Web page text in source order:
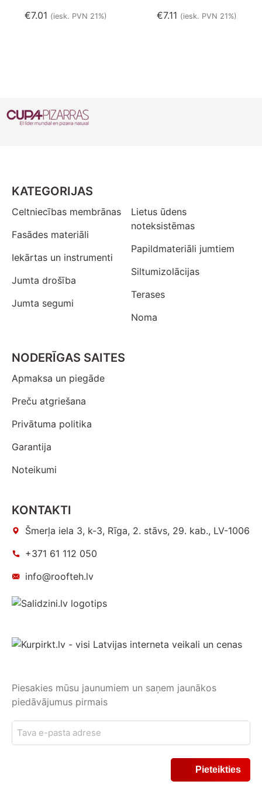
€7.01 (iesk. PVN 21%) €7.11 (iesk. PVN 21%)
KATEGORIJAS
Celtniecības membrānas
Fasādes materiāli
Iekārtas un instrumenti
Jumta drošība
Jumta segumi
Lietus ūdens
noteksistēmas
Papildmateriāli jumtiem
Siltumizolācijas
Terases
Noma
NODERĪGAS SAITES
Apmaksa un piegāde
Preču atgriešana
Privātuma politika
Garantija
Noteikumi
KONTAKTI
Šmerļa iela 3, k-3, Rīga, 2. stāvs, 29. kab., LV-1006
+371 61 112 050
info@roofteh.lv
Piesakies mūsu jaunumiem un saņem jaunākos
piedāvājumus pirmais